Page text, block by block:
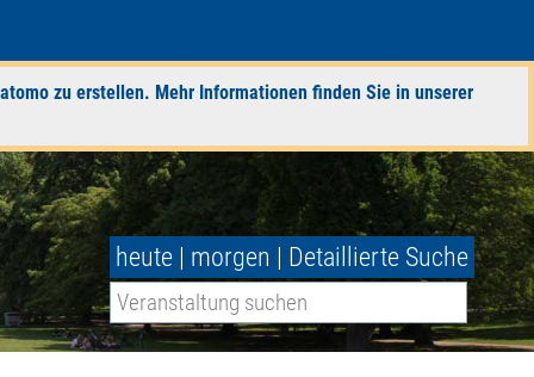
zu erstellen. Mehr Informationen finden Sie in unserer
heute | morgen | Detaillierte Suche